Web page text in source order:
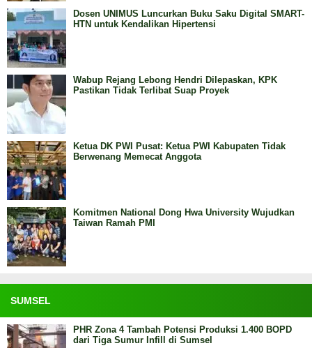
Dosen UNIMUS Luncurkan Buku Saku Digital SMART-
HTN untuk Kendalikan Hipertensi
Wabup Rejang Lebong Hendri Dilepaskan, KPK
Pastikan Tidak Terlibat Suap Proyek
Ketua DK PWI Pusat: Ketua PWI Kabupaten Tidak
Berwenang Memecat Anggota
Komitmen National Dong Hwa University Wujudkan
Taiwan Ramah PMI
SUMSEL
PHR Zona 4 Tambah Potensi Produksi 1.400 BOPD
dari Tiga Sumur Infill di Sumsel